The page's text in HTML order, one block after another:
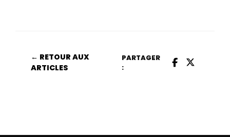
← RETOUR AUX
ARTICLES
PARTAGER
: